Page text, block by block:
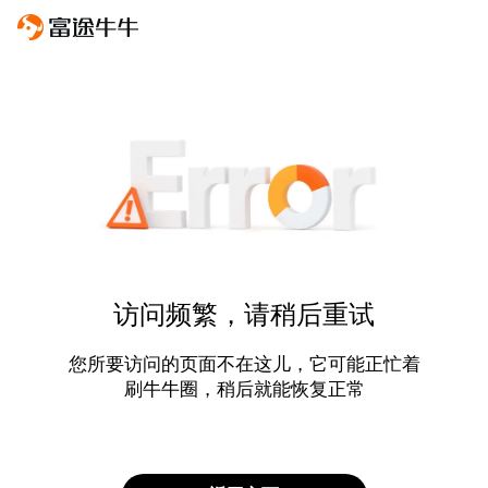
访问频繁，请稍后重试
您所要访问的页面不在这儿，它可能正忙着
刷牛牛圈，稍后就能恢复正常